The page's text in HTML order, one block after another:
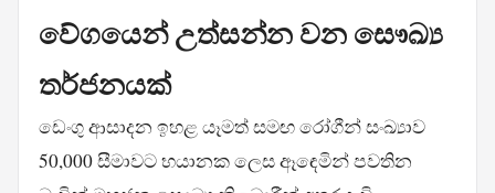
වේගයෙන් උත්සන්න වන සෞඛ්‍ය
තර්ජනයක්
ඩෙංගු ආසාදන ඉහළ යෑමත් සමඟ රෝගීන් සංඛ්‍යාව
50,000 සීමාවට භයානක ලෙස ඈඳෙමින් පවතින